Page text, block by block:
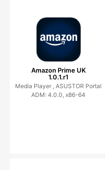
Amazon Prime UK
1.0.1.r1
Media Player , ASUSTOR Portal
ADM: 4.0.0, x86-64